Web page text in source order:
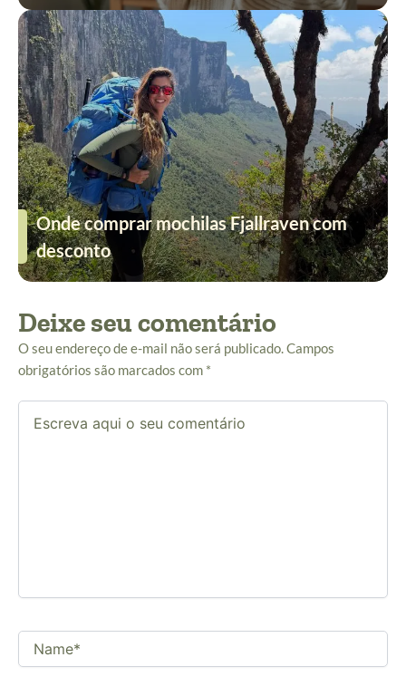
Onde comprar mochilas Fjallraven com
desconto
Deixe seu comentário
O seu endereço de e-mail não será publicado.Campos
obrigatórios são marcados com *
Escreva
aqui
Name*